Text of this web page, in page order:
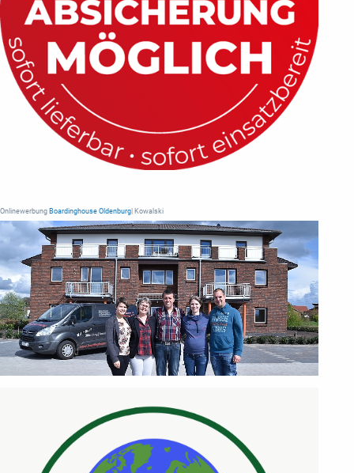
Onlinewerbung Boardinghouse Oldenburg | Kowalski